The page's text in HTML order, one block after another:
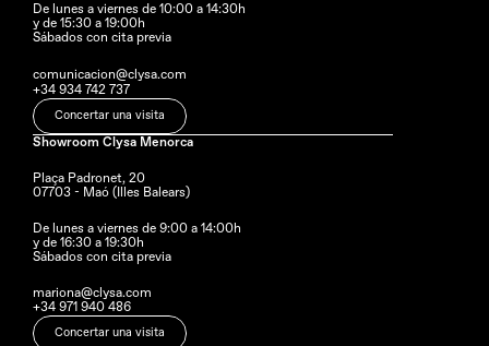
De lunes a viernes de 10:00 a 14:30h
y de 15:30 a 19:00h
Sábados con cita previa
comunicacion@clysa.com
+34 934 742 737
Concertar una visita
Showroom Clysa Menorca
Plaça Padronet, 20
07703 - Maó (Illes Balears)
De lunes a viernes de 9:00 a 14:00h
y de 16:30 a 19:30h
Sábados con cita previa
mariona@clysa.com
+34 971 940 486
Concertar una visita